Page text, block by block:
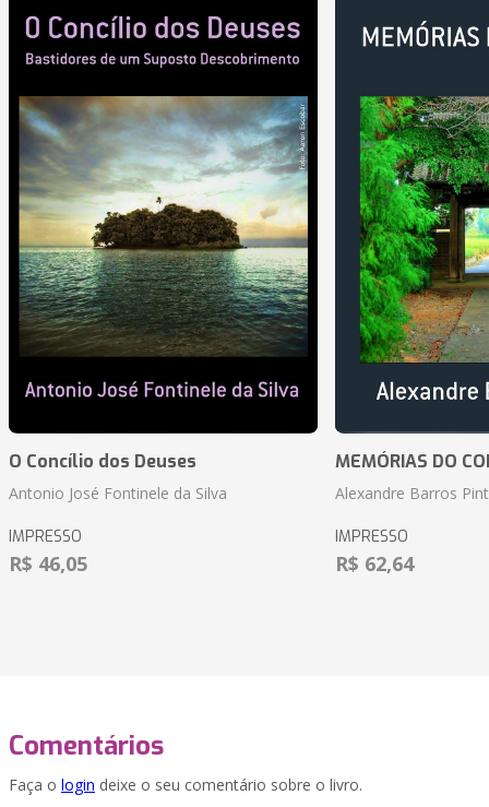
O Concílio dos Deuses
Antonio José Fontinele da Silva
IMPRESSO
R$ 46,05
MEMÓRIAS DO
Alexandre Barros
IMPRESSO
R$ 62,64
Comentários
Faça o login deixe o seu comentário sobre o livro.